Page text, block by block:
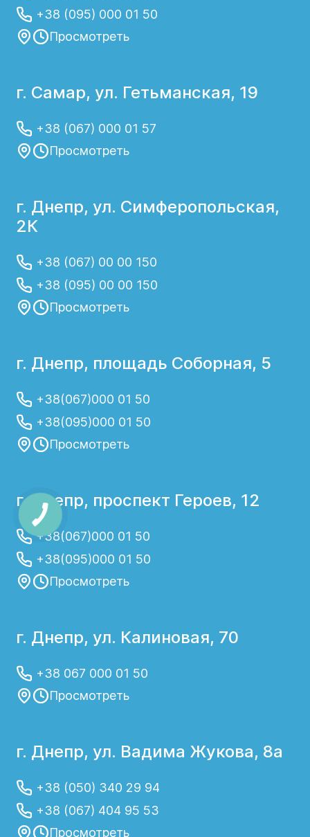
+38 (095) 000 01 50
Просмотреть
г. Самар, ул. Гетьманская, 19
+38 (067) 000 01 57
Просмотреть
г. Днепр, ул. Симферопольская,
2К
+38 (067) 00 00 150
+38 (095) 00 00 150
Просмотреть
г. Днепр, площадь Соборная, 5
+38(067)000 01 50
+38(095)000 01 50
Просмотреть
г. Днепр, проспект Героев, 12
+38(067)000 01 50
+38(095)000 01 50
Просмотреть
г. Днепр, ул. Калиновая, 70
+38 067 000 01 50
Просмотреть
г. Днепр, ул. Вадима Жукова, 8а
+38 (050) 340 29 94
+38 (067) 404 95 53
Просмотреть